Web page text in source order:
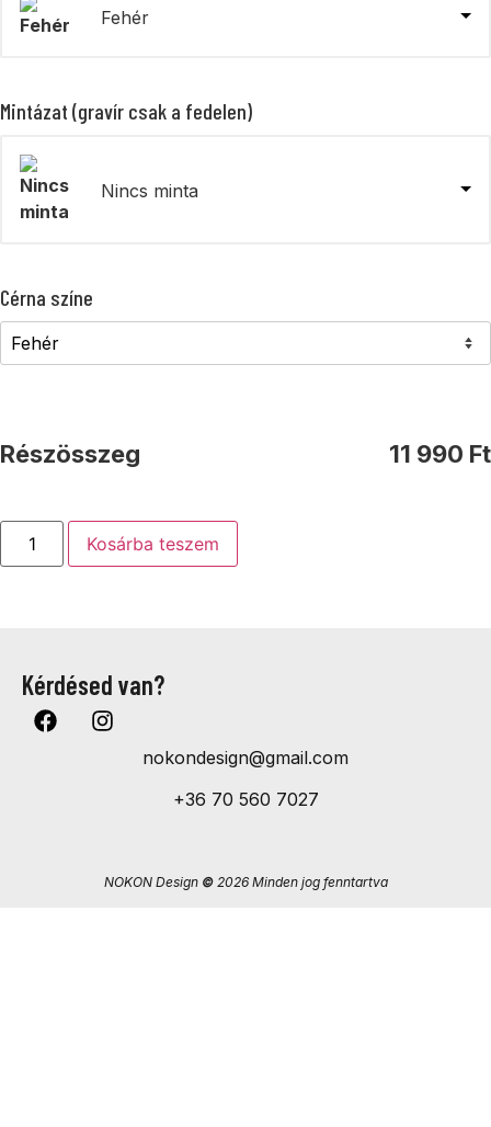
Fehér
Mintázat (gravír csak a fedelen)
Nincs minta
Cérna színe
Részösszeg 11 990 Ft
Kosárba teszem
Kérdésed van?
nokondesign@gmail.com
+36 70 560 7027
NOKON Design ©2026 Minden jog fenntartva